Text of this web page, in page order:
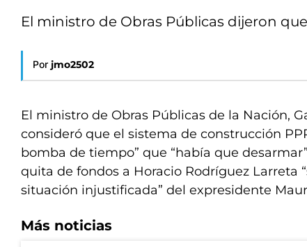
El ministro de Obras Públicas dijeron
Por jmo2502
El ministro de Obras Públicas de la Nación,
consideró que el sistema de construcción
bomba de tiempo” que “había que
quita de fondos a Horacio Rodríguez Larreta
situación injustificada” del expresidente
Más noticias